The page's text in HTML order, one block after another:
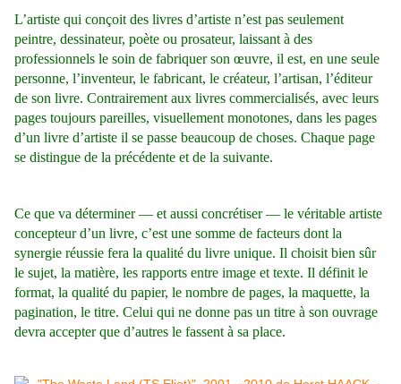
L’artiste qui conçoit des livres d’artiste n’est pas seulement
peintre, dessinateur, poète ou prosateur, laissant à des
professionnels le soin de fabriquer son œuvre, il est, en une seule
personne, l’inventeur, le fabricant, le créateur, l’artisan, l’éditeur
de son livre. Contrairement aux livres commercialisés, avec leurs
pages toujours pareilles, visuellement monotones, dans les pages
d’un livre d’artiste il se passe beaucoup de choses. Chaque page
se distingue de la précédente et de la suivante.
Ce que va déterminer — et aussi concrétiser — le véritable artiste
concepteur d’un livre, c’est une somme de facteurs dont la
synergie réussie fera la qualité du livre unique. Il choisit bien sûr
le sujet, la matière, les rapports entre image et texte. Il définit le
format, la qualité du papier, le nombre de pages, la maquette, la
pagination, le titre. Celui qui ne donne pas un titre à son ouvrage
devra accepter que d’autres le fassent à sa place.